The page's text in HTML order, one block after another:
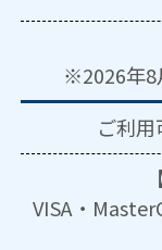
※2026年8
ご利
VISA・